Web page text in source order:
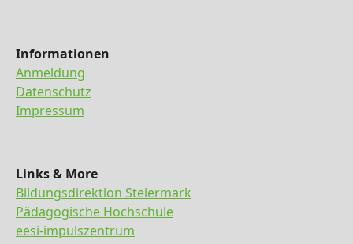
Informationen
Anmeldung
Datenschutz
Impressum
Links & More
Bildungsdirektion Steiermark
Pädagogische Hochschule
eesi-impulszentrum